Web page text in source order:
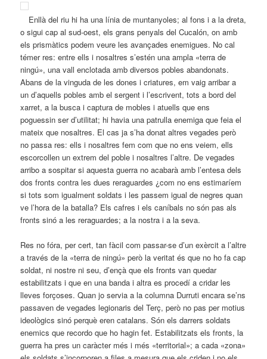
Enllà del riu hi ha una línia de muntanyoles; al fons i a la dreta,
o sigui cap al sud-oest, els grans penyals del Cucalón, on amb
els prismàtics podem veure les avançades enemigues. No cal
témer res: entre ells i nosaltres s’estén una ampla «terra de
ningú», una vall enclotada amb diversos pobles abandonats.
Abans de la vinguda de les dones i criatures, em vaig arribar a
un d’aquells pobles amb el sergent i l’escrivent, tots a bord del
xarret, a la busca i captura de mobles i atuells que ens
poguessin ser d’utilitat; hi havia una patrulla enemiga que feia el
mateix que nosaltres. El cas ja s’ha donat altres vegades però
no passa res: ells i nosaltres fem com que no ens veiem, ells
escorcollen un extrem del poble i nosaltres l’altre. De vegades
arribo a sospitar si aquesta guerra no acabarà amb l’entesa dels
dos fronts contra les dues reraguardes ¿com no ens estimaríem
si tots som igualment soldats i les passem igual de negres quan
ve l’hora de la batalla? Els cafres i els caníbals no són pas als
fronts sinó a les reraguardes; a la nostra i a la seva.
Res no fóra, per cert, tan fàcil com passar-se d’un exèrcit a l’altre
a través de la «terra de ningú» però la veritat és que no ho fa cap
soldat, ni nostre ni seu, d’ençà que els fronts van quedar
estabilitzats i que en una banda i altra es procedí a cridar les
lleves forçoses. Quan jo servia a la columna Durruti encara se’ns
passaven de vegades legionaris del Terç, però no pas per motius
ideològics sinó perquè eren catalans. Són els darrers soldats
enemics que recordo que ho hagin fet. Estabilitzats els fronts, la
guerra ha pres un caràcter més i més «territorial»; a cada «zona»